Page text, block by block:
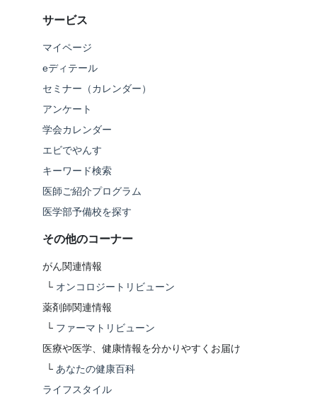
サービス
マイページ
eディテール
セミナー（カレンダー）
アンケート
学会カレンダー
エビでやんす
キーワード検索
医師ご紹介プログラム
医学部予備校を探す
その他のコーナー
がん関連情報
└ オンコロジートリビューン
薬剤師関連情報
└ ファーマトリビューン
医療や医学、健康情報を分かりやすくお届け
└ あなたの健康百科
ライフスタイル